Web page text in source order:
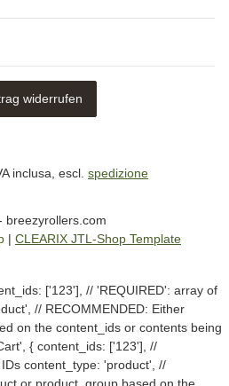
widerrufen
inclusa, escl. spedizione
breezyrollers.com
| CLEARIX JTL-Shop Template
['123'], // 'REQUIRED': array of
// RECOMMENDED: Either
on the content_ids or contents being
{ content_ids: ['123'], //
content_type: 'product', //